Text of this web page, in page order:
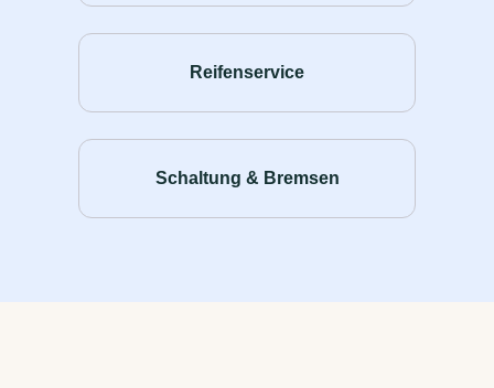
Reifenservice
Schaltung & Bremsen